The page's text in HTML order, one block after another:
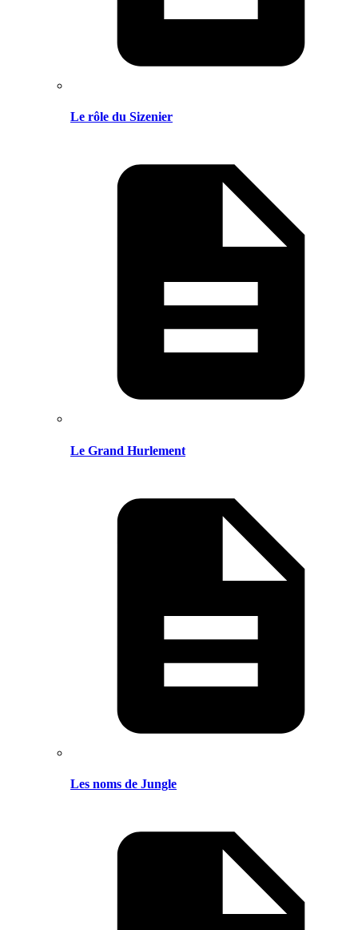
Le rôle du Sizenier
Le Grand Hurlement
Les noms de Jungle